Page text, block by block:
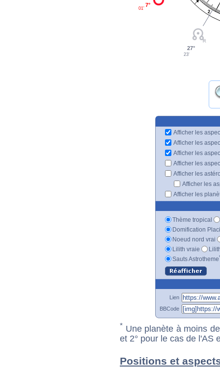
2
7°
01'
27°
23'
Afficher les
Afficher les
Afficher les
Afficher les
Afficher les
Afficher les
Afficher les
Thème tropical
Domification
Noeud nord vrai
Lilith vraie
Sauts Astrotheme
Lien
BBCode
* Une planète à moins
et 2° pour le cas de l'AS
Positions et